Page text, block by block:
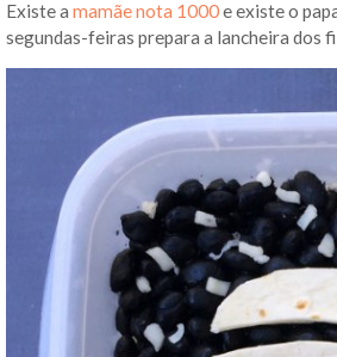
Existe a mamãe nota 1000e existe o
segundas-feiras prepara a lancheira dos